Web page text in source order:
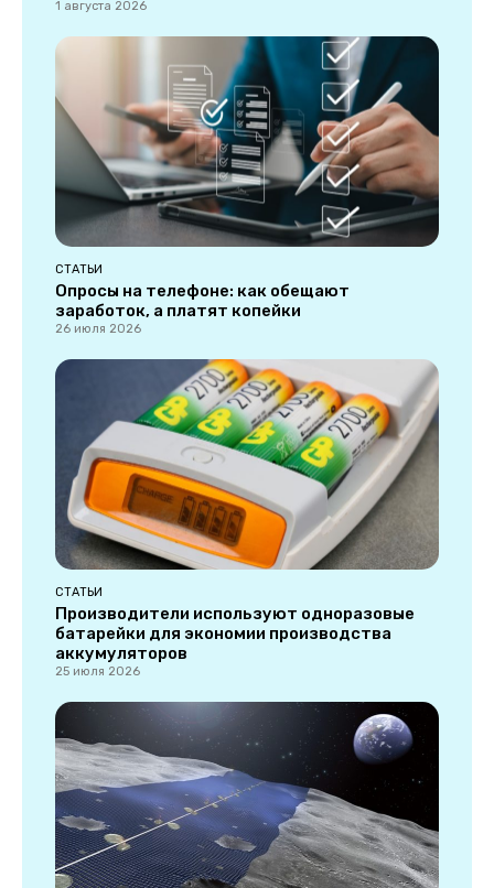
1 августа 2026
СТАТЬИ
Опросы на телефоне: как обещают
заработок, а платят копейки
26 июля 2026
СТАТЬИ
Производители используют одноразовые
батарейки для экономии производства
аккумуляторов
25 июля 2026